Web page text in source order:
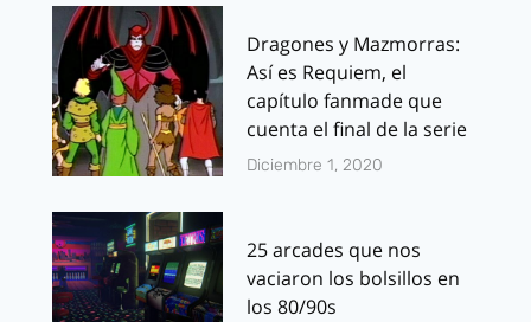
Dragones y Mazmorras:
Así es Requiem, el
capítulo fanmade que
cuenta el final de la serie
Diciembre 1, 2020
25 arcades que nos
vaciaron los bolsillos en
los 80/90s